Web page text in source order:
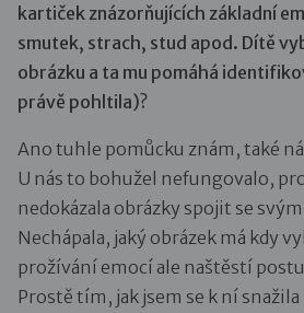
kartiček znázorňujících základní
smutek, strach, stud apod. Dítě
obrázku a ta mu pomáhá
právě pohltila)?
Ano tuhle pomůcku znám, také
U nás to bohužel nefungovalo,
nedokázala obrázky spojit se
Nechápala, jaký obrázek má kdy
prožívání emocí ale naštěstí
Prostě tím, jak jsem se k ní